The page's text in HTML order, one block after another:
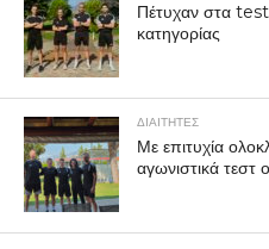
Πέτυχαν στα test
κατηγορίας
ΔΙΑΙΤΗΤΕΣ
Με επιτυχία
αγωνιστικά τεστ